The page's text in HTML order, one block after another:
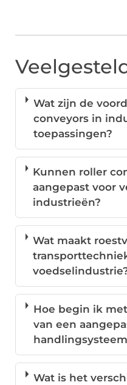
Wat zijn de
conveyors in
toepassingen?
Kunnen roller
aangepast voor
industrieën?
Wat maakt
Hoe begin ik
van een
Wat is het